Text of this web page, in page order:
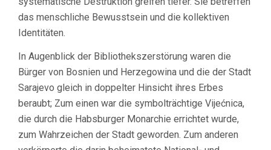
das menschliche Bewusstsein und die kollektiven
Identitäten.
In Augenblick der Bibliothekszerstörung waren die
Bürger von Bosnien und Herzegowina und die der Stadt
Sarajevo gleich in doppelter Hinsicht ihres Erbes
beraubt; Zum einen war die symbolträchtige Vijećnica,
die durch die Habsburger Monarchie errichtet wurde,
zum Wahrzeichen der Stadt geworden. Zum anderen